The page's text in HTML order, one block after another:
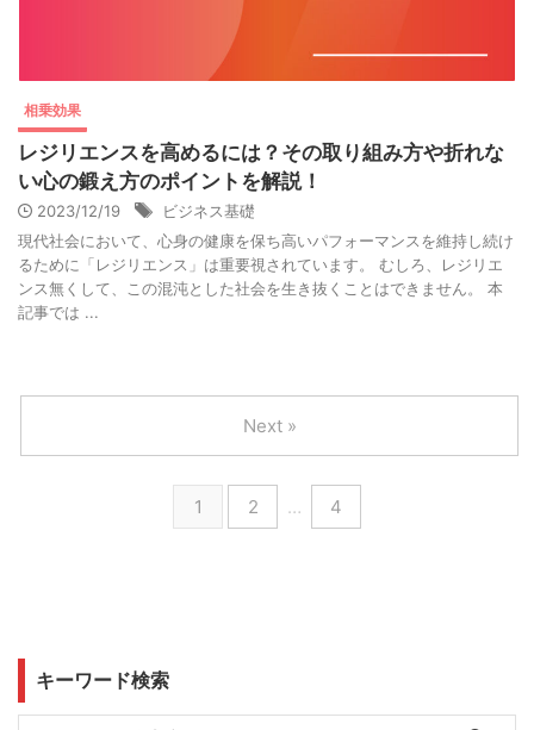
相乗効果
レジリエンスを高めるには？その取り組み方や折れな
い心の鍛え方のポイントを解説！
2023/12/19
ビジネス基礎
現代社会において、心身の健康を保ち高いパフォーマンスを維持し続け
るために「レジリエンス」は重要視されています。 むしろ、レジリエ
ンス無くして、この混沌とした社会を生き抜くことはできません。 本
記事では ...
1 2 … 4
Next »
キーワード検索